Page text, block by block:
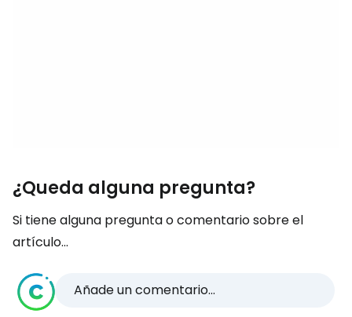
¿Queda alguna pregunta?
Si tiene alguna pregunta o comentario sobre el
artículo...
Añade un comentario...